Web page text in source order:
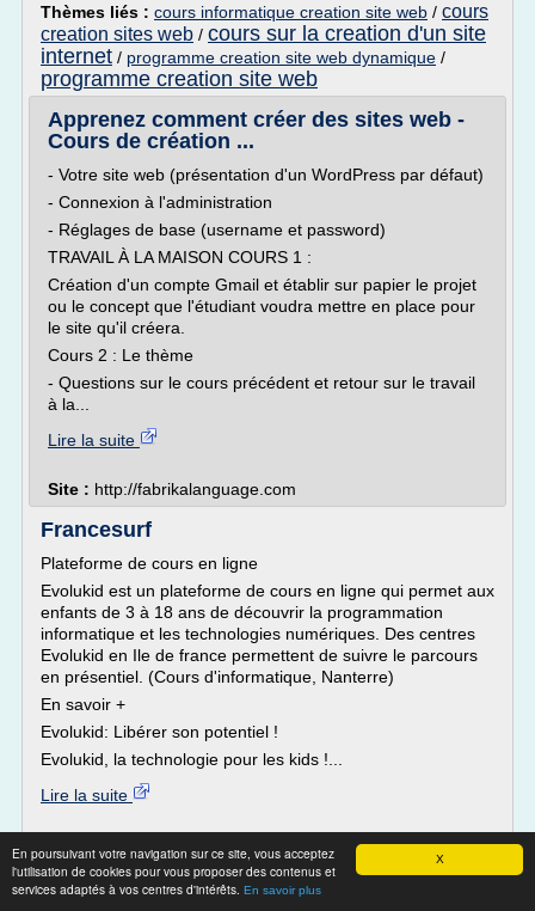
X
En poursuivant votre navigation sur ce site, vous acceptez
l'utilisation de cookies pour vous proposer des contenus et
services adaptés à vos centres d'intérêts. En savoir plus
Thèmes liés : cours informatique creation site web / cours
creation sites web / cours sur la creation d'un site
internet / programme creation site web dynamique /
programme creation site web
Apprenez comment créer des sites web -
Cours de création ...
- Votre site web (présentation d'un WordPress par défaut)
- Connexion à l'administration
- Réglages de base (username et password)
TRAVAIL À LA MAISON COURS 1 :
Création d'un compte Gmail et établir sur papier le projet
ou le concept que l'étudiant voudra mettre en place pour
le site qu'il créera.
Cours 2 : Le thème
- Questions sur le cours précédent et retour sur le travail
à la...
Lire la suite
Site : http://fabrikalanguage.com
Francesurf
Plateforme de cours en ligne
Evolukid est un plateforme de cours en ligne qui permet aux
enfants de 3 à 18 ans de découvrir la programmation
informatique et les technologies numériques. Des centres
Evolukid en Ile de france permettent de suivre le parcours
en présentiel. (Cours d'informatique, Nanterre)
En savoir +
Evolukid: Libérer son potentiel !
Evolukid, la technologie pour les kids !...
Lire la suite
Thèmes liés :cours sur la creation d'un site
internet/formation creation et gestion de site internet